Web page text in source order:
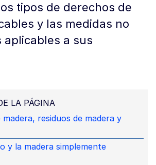
tipos de derechos de
y las medidas no
aplicables a sus
LA PÁGINA
madera, residuos de madera y
y la madera simplemente